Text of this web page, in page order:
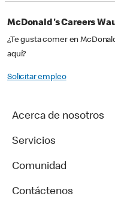
McDonald's Careers
¿Te gusta comer en
aquí?
Solicitar empleo
Acerca de nosotros
Servicios
Comunidad
Contáctenos